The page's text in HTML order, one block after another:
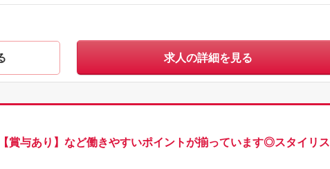
求人の詳細を見る
賞与あり】など働きやすいポイントが揃っています◎スタイリス